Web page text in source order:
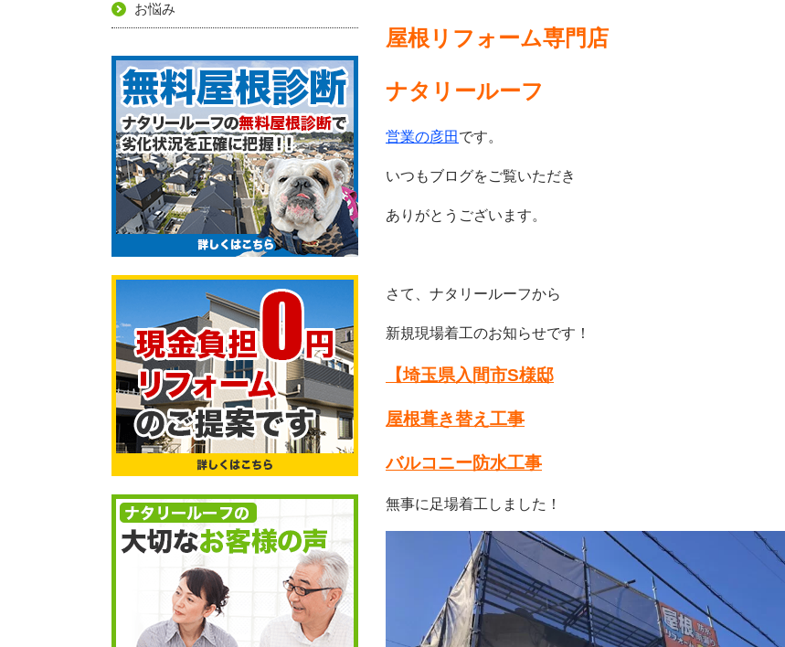
屋根リフォーム専門店
ナタリールーフ
営業の彦田 です。
いつもブログをご覧いただき
ありがとうございます。
さて、ナタリールーフから
新規現場着工のお知らせです！
【埼玉県入間市S様邸
屋根葺き替え工事
バルコニー防水工事
無事に足場着工しました！
お悩み